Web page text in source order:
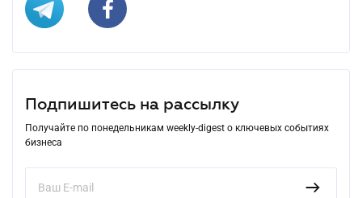
Подпишитесь на рассылку
Получайте по понедельникам weekly-digest о ключевых событиях
бизнеса